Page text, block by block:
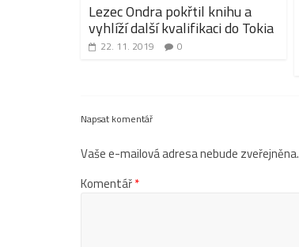
Lezec Ondra pokřtil knihu a
vyhlíží další kvalifikaci do Tokia
22. 11. 2019 0
Napsat komentář
Vaše e-mailová adresa nebude zveřejněna.
Komentář*